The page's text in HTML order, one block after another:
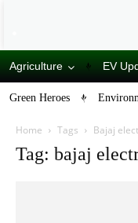
Agriculture EV
Green Heroes
Home Tags Bajaj
Tag: bajaj